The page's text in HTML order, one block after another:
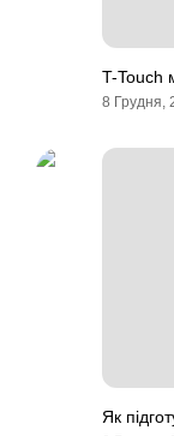
T-Touch
8 Грудня,
Як